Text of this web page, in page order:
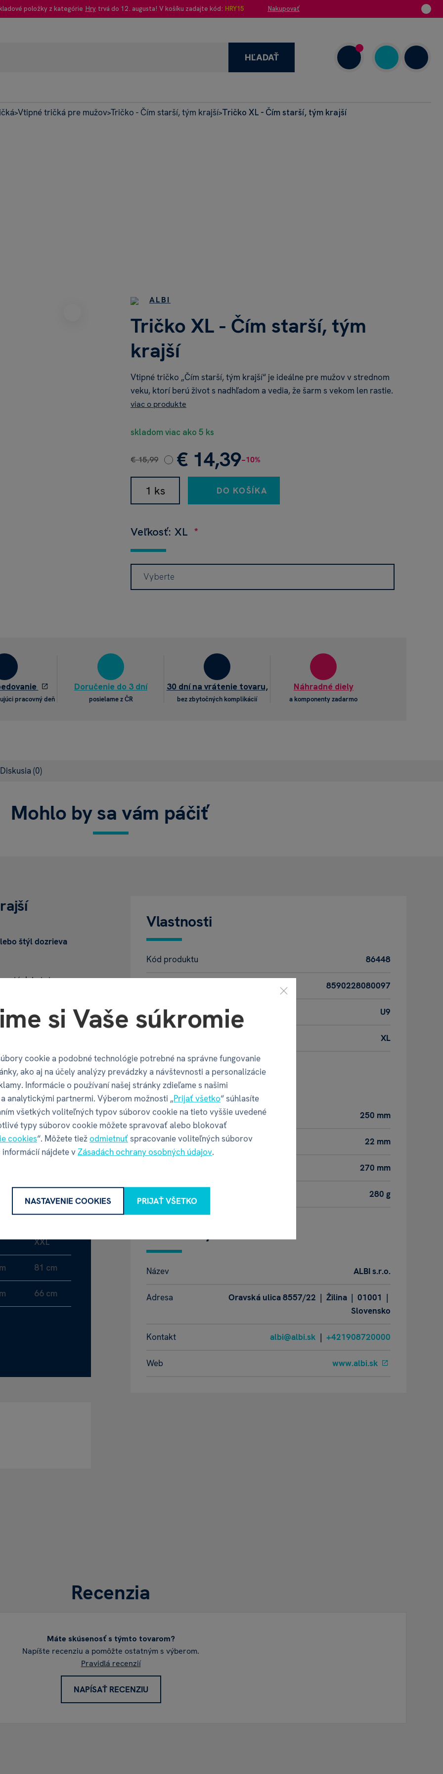
položky z kategórie Hry trvá do 12. augusta! V košíku zadajte kód: HRY15 Nakupovať
95% recenzie
+421 908 720 000
HĽADAŤ
>Vtipné tričká pre mužov>Tričko - Čím starší, tým krajší>Tričko XL - Čím starší, tým krajší
ALBI
Tričko XL - Čím starší, tým
krajší
Vtipné tričko „Čím starší, tým krajší“ je ideálne pre mužov v strednom
veku, ktorí berú život s nadhľadom a vedia, že šarm s vekom len rastie.
viac o produkte
skladom viac ako 5 ks
€ 15,99 € 14,39−10%
DO KOŠÍKA
Veľkosť: XL
Vyberte
pracovný deň
Doručenie do 3 dní
posielame z ČR
30 dní na vrátenie tovaru,
bez zbytočných komplikácií
Náhradné diely
a komponenty zadarmo
Diskusia (0)
Mohlo by sa vám páčiť
štýl dozrieva
tých je toto
a vie, že vek
k narodeninám,
krabičke,
XXL
81 cm
66 cm
Vlastnosti
Kód produktu 86448
8590228080097
Katalógové číslo U9
XL
Balenie produktu
Šírka balenia 250 mm
Hĺbka balenia 22 mm
270 mm
Váha balenia 280 g
Název ALBI s.r.o.
Adresa
Oravská ulica 8557/22 | Žilina | 01001 |
Slovensko
Kontakt albi@albi.sk | +421908720000
Web www.albi.sk
Recenzia
Máte skúsenosť s týmto tovarom?
Napíšte recenziu a pomôžte ostatným s výberom.
Pravidlá recenzií
NAPÍSAŤ RECENZIU
si Vaše súkromie
cookie a podobné technológie potrebné na správne fungovanie
ako aj na účely analýzy prevádzky a návštevnosti a personalizácie
Informácie o používaní našej stránky zdieľame s našimi
analytickými partnermi. Výberom možnosti „Prijať všetko“ súhlasíte
všetkých voliteľných typov súborov cookie na tieto vyššie uvedené
typy súborov cookie môžete spravovať alebo blokovať
cookies“. Môžete tiežodmietnuťspracovanie voliteľných súborov
informácií nájdete vZásadách ochrany osobných údajov.
NASTAVENIE COOKIES PRIJAŤ VŠETKO